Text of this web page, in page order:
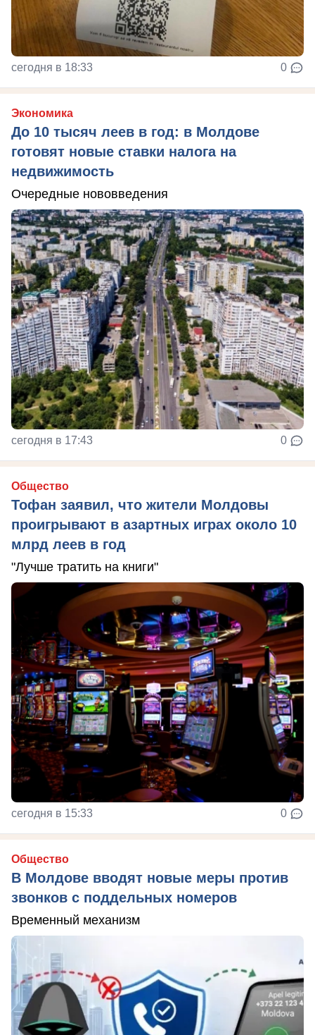
сегодня в 18:33 0
Экономика
До 10 тысяч леев в год: в Молдове
готовят новые ставки налога на
недвижимость
Очередные нововведения
сегодня в 17:43 0
Общество
Тофан заявил, что жители Молдовы
проигрывают в азартных играх около 10
млрд леев в год
"Лучше тратить на книги"
сегодня в 15:33 0
Общество
В Молдове вводят новые меры против
звонков с поддельных номеров
Временный механизм